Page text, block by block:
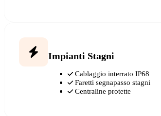
Impianti Stagni
Cablaggio interrato IP68
Faretti segnapasso stagni
Centraline protette